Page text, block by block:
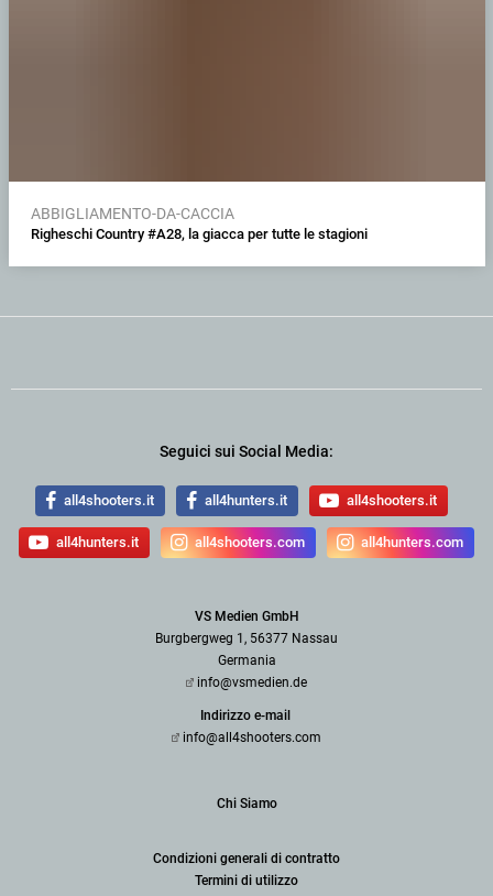
ABBIGLIAMENTO-DA-CACCIA
Righeschi Country #A28, la giacca per tutte le stagioni
Seguici sui Social Media:
all4shooters.it all4hunters.it all4shooters.it
all4hunters.it all4shooters.com all4hunters.com
VS Medien GmbH
Burgbergweg 1, 56377 Nassau
Germania
info@vsmedien.de
Indirizzo e-mail
info@all4shooters.com
Chi Siamo
Condizioni generali di contratto
Termini di utilizzo